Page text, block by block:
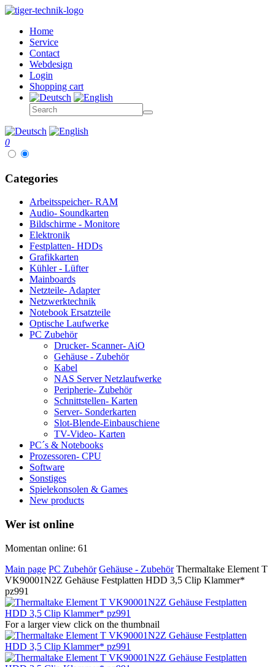
Home
Service
Contact
Webdesign
Login
Shopping cart
0
Categories
Arbeitsspeicher- RAM
Audio- Soundkarten
Bildschirme - Monitore
Elektronik
Festplatten- HDDs
Grafikkarten
Kühler - Lüfter
Mainboards
Netzteile- Adapter
Netzwerktechnik
Notebook Ersatzteile
Optische Laufwerke
PC Zubehör
Drucker- Scanner- AiO
Gehäuse - Zubehör
Kabel
NAS Server Netzlaufwerke
Peripherie- Zubehör
Schnittstellen- Karten
Server- Sonderkarten
Slot-Blende-Einbauschiene
TV-Video- Karten
PC´s & Notebooks
Prozessoren- CPU
Software
Sonstiges
Spielekonsolen & Games
New products
Wer ist online
Momentan online: 61
Main page PC Zubehör Gehäuse - Zubehör Thermaltake Element T
VK90001N2Z Gehäuse Festplatten HDD 3,5 Clip Klammer*
pz991
For a larger view click on the thumbnail